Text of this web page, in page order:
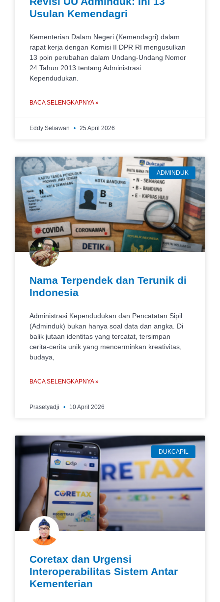
Usulan Kemendagri
Kementerian Dalam Negeri (Kemendagri) dalam
rapat kerja dengan Komisi II DPR RI mengusulkan
13 poin perubahan dalam Undang-Undang Nomor
24 Tahun 2013 tentang Administrasi
Kependudukan.
BACA SELENGKAPNYA »
Eddy Setiawan 25 April 2026
ADMINDUK
Nama Terpendek dan Terunik di
Indonesia
Administrasi Kependudukan dan Pencatatan Sipil
(Adminduk) bukan hanya soal data dan angka. Di
balik jutaan identitas yang tercatat, tersimpan
cerita-cerita unik yang mencerminkan kreativitas,
budaya,
BACA SELENGKAPNYA »
Prasetyadji 10 April 2026
DUKCAPIL
Coretax dan Urgensi
Interoperabilitas Sistem Antar
Kementerian